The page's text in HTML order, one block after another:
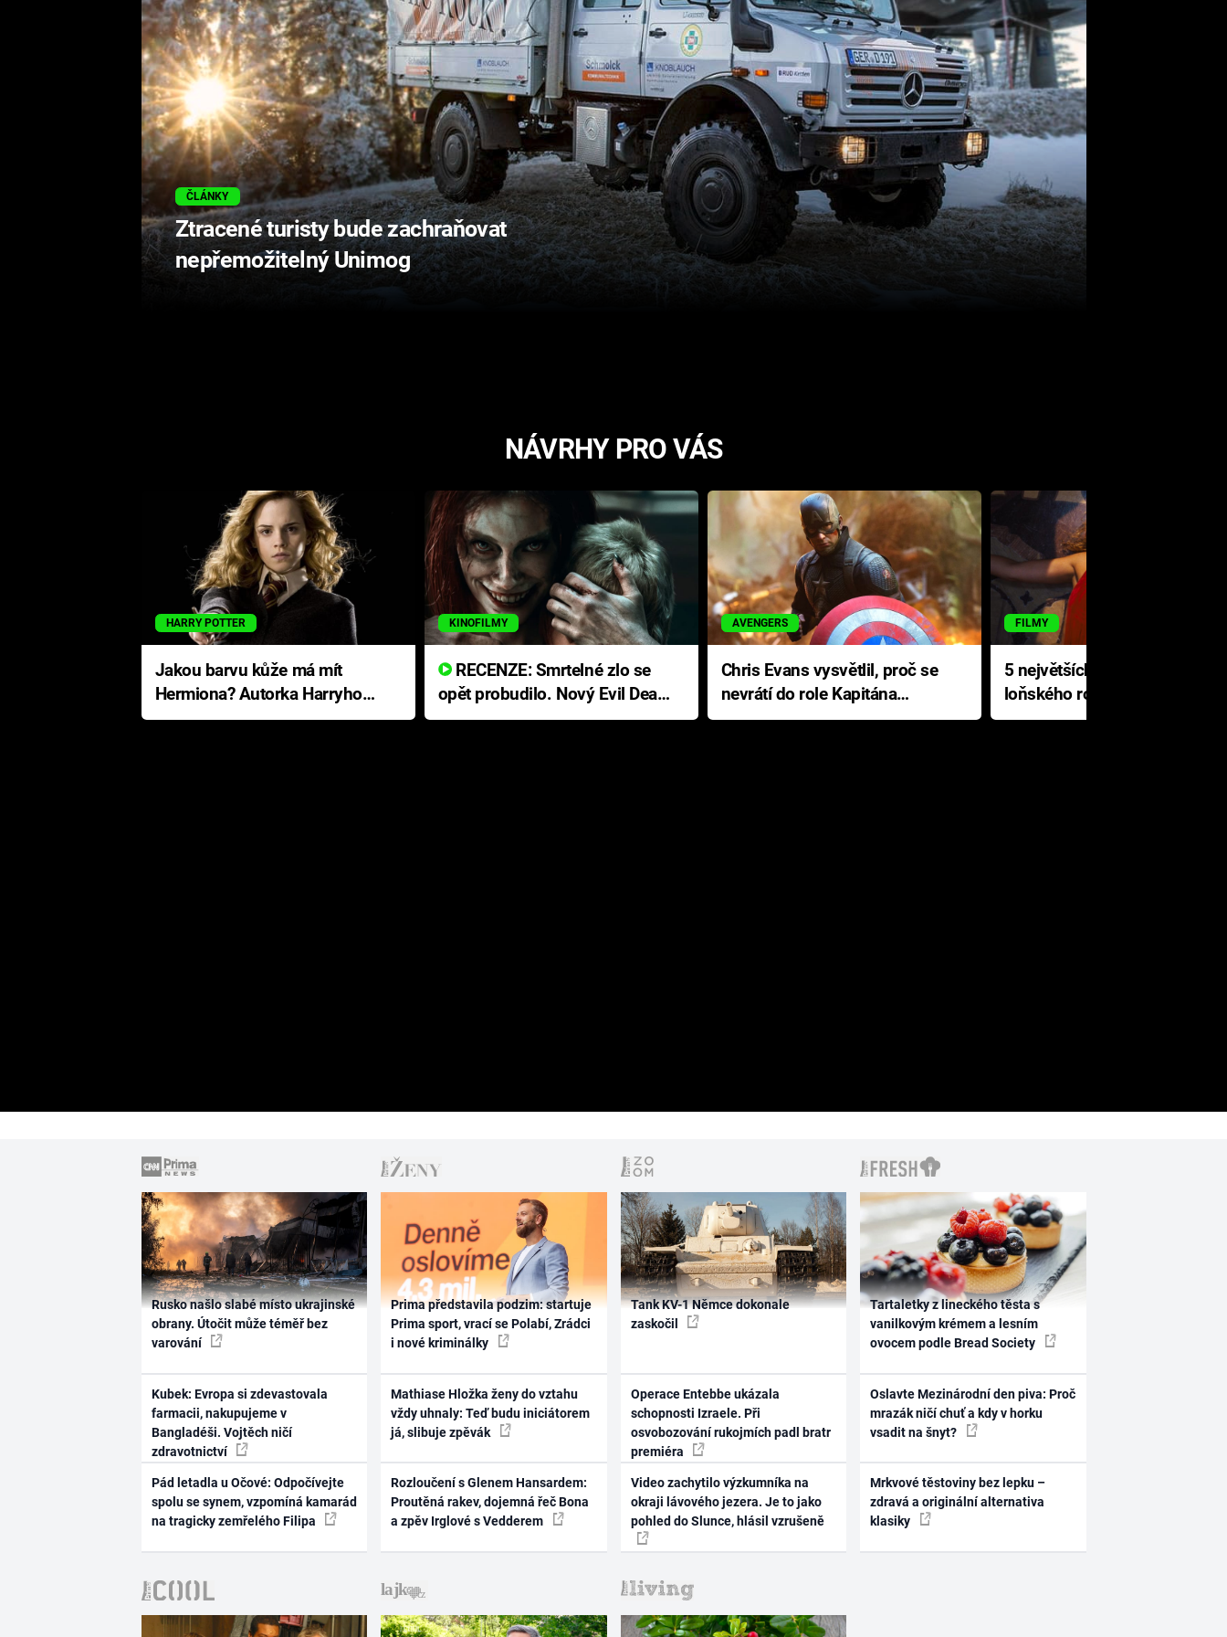
ČLÁNKY
Ztracené turisty bude zachraňovat
nepřemožitelný Unimog
NÁVRHY PRO VÁS
HARRY POTTER
Jakou barvu kůže má mít
Hermiona? Autorka Harryho
Pottera přišla s ráznou
KINOFILMY
RECENZE: Smrtelné zlo se
opět probudilo. Nový Evil Dead
přichází s neodolatelnou
AVENGERS
Chris Evans vysvětlil, proč se
nevrátí do role Kapitána
Ameriky
FILMY
5 největších propadáků
loňského roku: Disney na
jediné katastrofě prodělal 200
Rusko našlo slabé místo ukrajinské
obrany. Útočit může téměř bez
varování
Kubek: Evropa si zdevastovala
farmacii, nakupujeme v
Bangladéši. Vojtěch ničí
zdravotnictví
Pád letadla u Očové: Odpočívejte
spolu se synem, vzpomíná kamarád
na tragicky zemřelého Filipa
Prima představila podzim: startuje
Prima sport, vrací se Polabí, Zrádci
i nové kriminálky
Mathiase Hložka ženy do vztahu
vždy uhnaly: Teď budu iniciátorem
já, slibuje zpěvák
Rozloučení s Glenem Hansardem:
Proutěná rakev, dojemná řeč Bona
a zpěv Irglové s Vedderem
Tank KV-1 Němce dokonale
zaskočil
Operace Entebbe ukázala
schopnosti Izraele. Při
osvobozování rukojmích padl bratr
premiéra
Video zachytilo výzkumníka na
okraji lávového jezera. Je to jako
pohled do Slunce, hlásil vzrušeně
Tartaletky z lineckého těsta s
vanilkovým krémem a lesním
ovocem podle Bread Society
Oslavte Mezinárodní den piva: Proč
mrazák ničí chuť a kdy v horku
vsadit na šnyt?
Mrkvové těstoviny bez lepku –
zdravá a originální alternativa
klasiky